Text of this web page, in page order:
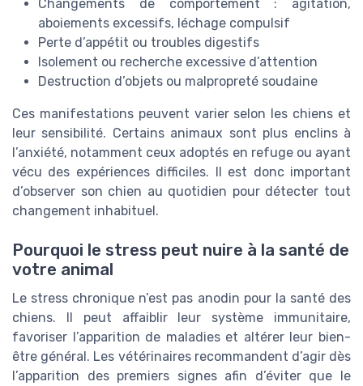
Changements de comportement : agitation,
aboiements excessifs, léchage compulsif
Perte d’appétit ou troubles digestifs
Isolement ou recherche excessive d’attention
Destruction d’objets ou malpropreté soudaine
Ces manifestations peuvent varier selon les chiens et
leur sensibilité. Certains animaux sont plus enclins à
l’anxiété, notamment ceux adoptés en refuge ou ayant
vécu des expériences difficiles. Il est donc important
d’observer son chien au quotidien pour détecter tout
changement inhabituel.
Pourquoi le stress peut nuire à la santé de
votre animal
Le stress chronique n’est pas anodin pour la santé des
chiens. Il peut affaiblir leur système immunitaire,
favoriser l’apparition de maladies et altérer leur bien-
être général. Les vétérinaires recommandent d’agir dès
l’apparition des premiers signes afin d’éviter que le